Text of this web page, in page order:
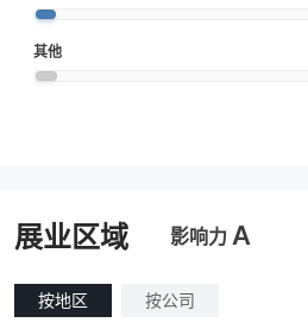
其他
展业区域 影响力 A
按地区 按公司